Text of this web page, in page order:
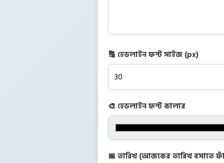
🔠 হেডলাইন ফন্ট সাইজ (px)
🎨 হেডলাইন ফন্ট কালার
📅 তারিখ (আজকের তারিখ বসাতে